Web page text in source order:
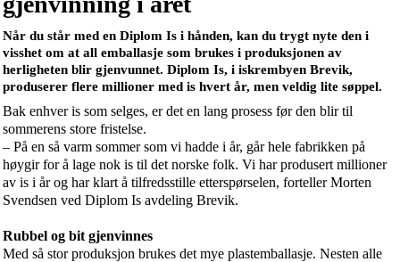
Når du står med en Diplom Is i hånden, kan du trygt nyte den i
visshet om at all emballasje som brukes i produksjonen av
herligheten blir gjenvunnet. Diplom Is, i iskrembyen Brevik,
produserer flere millioner med is hvert år, men veldig lite søppel.
Bak enhver is som selges, er det en lang prosess før den blir til
sommerens store fristelse.
– På en så varm sommer som vi hadde i år, går hele fabrikken på
høygir for å lage nok is til det norske folk. Vi har produsert millioner
av is i år og har klart å tilfredsstille etterspørselen, forteller Morten
Svendsen ved Diplom Is avdeling Brevik.
Rubbel og bit gjenvinnes
Med så stor produksjon brukes det mye plastemballasje. Nesten alle